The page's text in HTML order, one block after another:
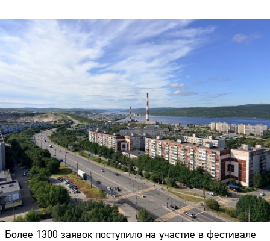
Более 1300 заявок поступило на участие в фестивале